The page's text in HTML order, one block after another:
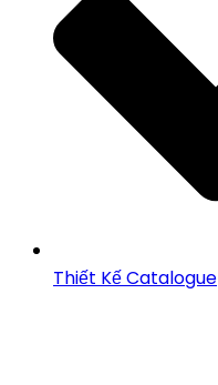
Thiết Kế Catalogue